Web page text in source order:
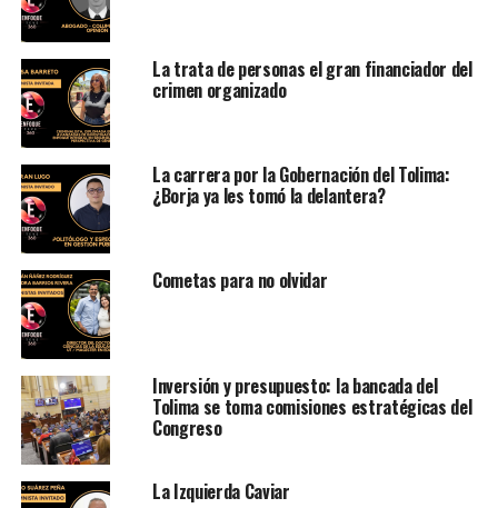
La trata de personas el gran financiador del
crimen organizado
La carrera por la Gobernación del Tolima:
¿Borja ya les tomó la delantera?
Cometas para no olvidar
Inversión y presupuesto: la bancada del
Tolima se toma comisiones estratégicas del
Congreso
La Izquierda Caviar